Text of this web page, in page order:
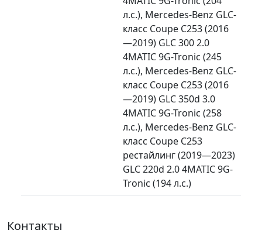
л.с.), Mercedes-Benz GLC-
класс Coupe C253 (2016
—2019) GLC 300 2.0
4MATIC 9G-Tronic (245
л.с.), Mercedes-Benz GLC-
класс Coupe C253 (2016
—2019) GLC 350d 3.0
4MATIC 9G-Tronic (258
л.с.), Mercedes-Benz GLC-
класс Coupe C253
рестайлинг (2019—2023)
GLC 220d 2.0 4MATIC 9G-
Tronic (194 л.с.)
Контакты